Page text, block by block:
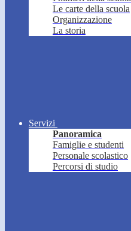
Le carte della scuola
Organizzazione
La storia
Servizi
Panoramica
Famiglie e studenti
Personale scolastico
Percorsi di studio